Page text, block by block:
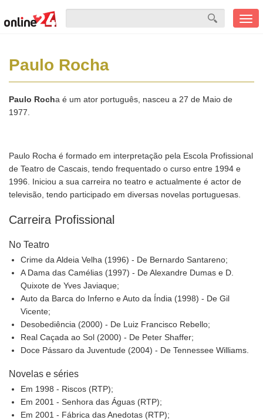
Paulo Rocha
Paulo Rocha é um ator português, nasceu a 27 de Maio de
1977.
Paulo Rocha é formado em interpretação pela Escola Profissional
de Teatro de Cascais, tendo frequentado o curso entre 1994 e
1996. Iniciou a sua carreira no teatro e actualmente é actor de
televisão, tendo participado em diversas novelas portuguesas.
Carreira Profissional
No Teatro
Crime da Aldeia Velha (1996) - De Bernardo Santareno;
A Dama das Camélias (1997) - De Alexandre Dumas e D.
Quixote de Yves Javiaque;
Auto da Barca do Inferno e Auto da Índia (1998) - De Gil
Vicente;
Desobediência (2000) - De Luiz Francisco Rebello;
Real Caçada ao Sol (2000) - De Peter Shaffer;
Doce Pássaro da Juventude (2004) - De Tennessee Williams.
Novelas e séries
Em 1998 - Riscos (RTP);
Em 2001 - Senhora das Águas (RTP);
Em 2001 - Fábrica das Anedotas (RTP);